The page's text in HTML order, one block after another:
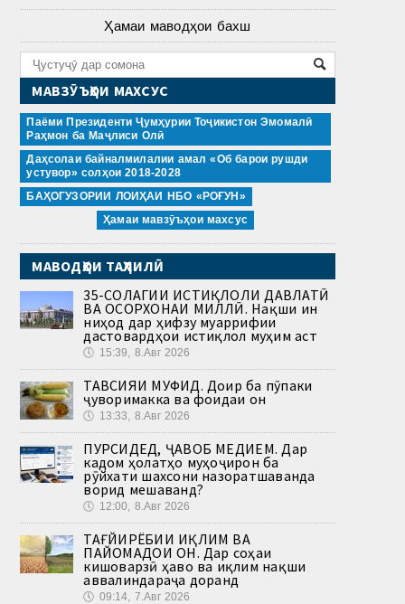
Ҳамаи маводҳои бахш
МАВЗӮЪҲОИ МАХСУС
Паёми Президенти Ҷумҳурии Тоҷикистон Эмомалӣ
Раҳмон ба Маҷлиси Олӣ
Даҳсолаи байналмилалии амал «Об барои рушди
устувор» солҳои 2018-2028
БАҲОГУЗОРИИ ЛОИҲАИ НБО «РОҒУН»
Ҳамаи мавзӯъҳои махсус
МАВОДҲОИ ТАҲЛИЛӢ
35-СОЛАГИИ ИСТИҚЛОЛИ ДАВЛАТӢ
ВА ОСОРХОНАИ МИЛЛӢ. Нақши ин
ниҳод дар ҳифзу муаррифии
дастовардҳои истиқлол муҳим аст
🕔 15:39, 8.Авг 2026
ТАВСИЯИ МУФИД. Доир ба пӯпаки
ҷуворимакка ва фоидаи он
🕔 13:33, 8.Авг 2026
ПУРСИДЕД, ҶАВОБ МЕДИҲЕМ. Дар
кадом ҳолатҳо муҳоҷирон ба
рӯйхати шахсони назоратшаванда
ворид мешаванд?
🕔 12:00, 8.Авг 2026
ТАҒЙИРЁБИИ ИҚЛИМ ВА
ПАЙОМАДҲОИ ОН. Дар соҳаи
кишоварзӣ ҳаво ва иқлим нақши
аввалиндараҷа доранд
🕔 09:14, 7.Авг 2026